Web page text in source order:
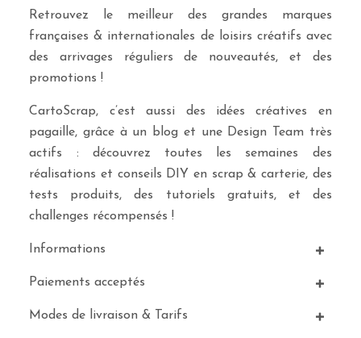
Retrouvez le meilleur des grandes marques
françaises & internationales de loisirs créatifs avec
des arrivages réguliers de nouveautés, et des
promotions !
CartoScrap, c’est aussi des idées créatives en
pagaille, grâce à un blog et une Design Team très
actifs : découvrez toutes les semaines des
réalisations et conseils DIY en scrap & carterie, des
tests produits, des tutoriels gratuits, et des
challenges récompensés !
Informations
Paiements acceptés
Modes de livraison & Tarifs